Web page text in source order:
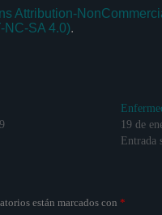
Attribution-
NC-SA 4.0).
19 de
Entrada
están marcados con *